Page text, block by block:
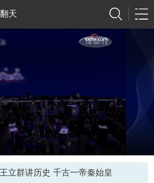
天
立群讲历史 千古一帝秦始皇